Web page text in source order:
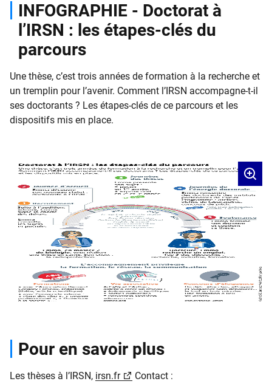
INFOGRAPHIE - Doctorat à
l’IRSN : les étapes-clés du
parcours
Une thèse, c’est trois années de formation à la recherche et
un tremplin pour l’avenir. Comment l’IRSN accompagne-t-il
ses doctorants ? Les étapes-clés de ce parcours et les
dispositifs mis en place.
Pour en savoir plus
Les thèses à l’IRSN, irsn.fr
Contact :